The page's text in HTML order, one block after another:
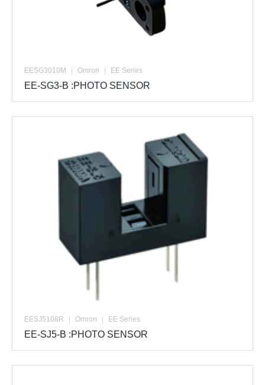
EESG3010M Omron EE Series
EE-SG3-B :PHOTO SENSOR
EESJ5108R Omron EE Series
EE-SJ5-B :PHOTO SENSOR